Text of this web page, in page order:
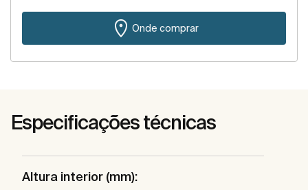
Onde comprar
Especificações técnicas
Altura interior (mm):